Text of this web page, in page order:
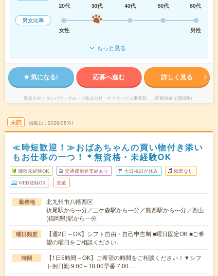
20代
30代 40代 50代
60代
男女比率
女性
男性
もっと見る
気になる! 応募へ進む 詳しく見る
派遣会社 マンパワーグループ株式会社 ケアサービス事業部 （医療福祉介護関連）
未読 掲載日 2026/08/01
≪時短歓迎！≫おばあちゃんの買い物付き添い
もお仕事の一つ！＊無資格・未経験OK
職種未経験OK 交通費別途支給あり 土日祝日が休み 残業なし
WEB登録OK 派遣
勤務地
北九州市八幡西区
折尾駅から---分／三ケ森駅から---分／熊西駅から---分／西山
(福岡県)駅から---分
曜日頻度
【週2日～OK】シフト自由・自己申告制 ■曜日固定OK ■ご希
望の曜日をご相談ください。
時間
【1日5時間～OK】ご希望の時間をご相談ください！▼シフ
ト例日勤 9:00～18:00早番 7:00…